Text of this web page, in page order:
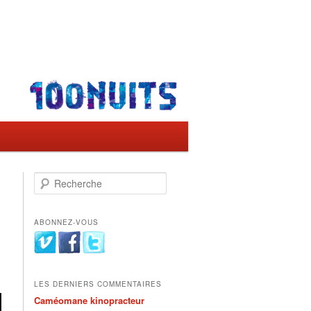
Recherche
ABONNEZ-VOUS
LES DERNIERS COMMENTAIRES
Caméomane kinopracteur